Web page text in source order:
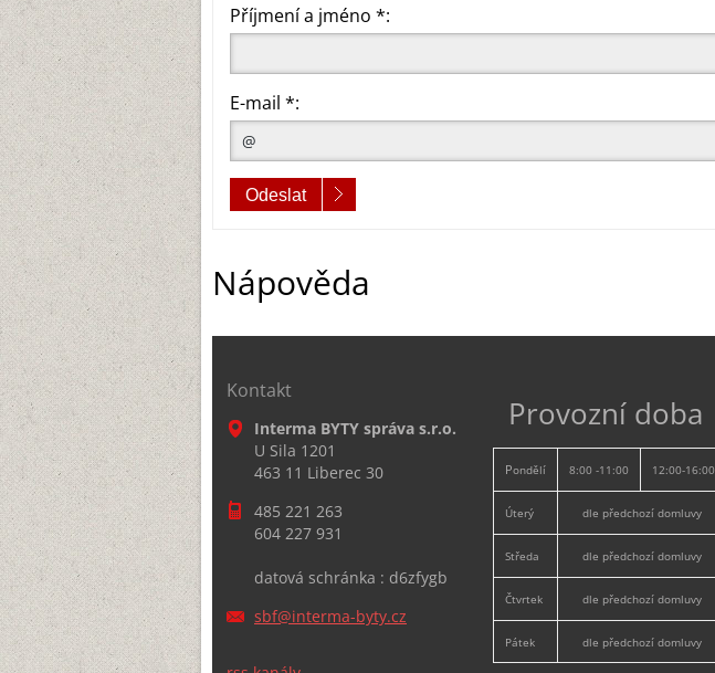
Příjmení a jméno *:
E-mail *:
Odeslat
Nápověda
Kontakt
Interma BYTY správa s.r.o.
U Sila 1201
463 11 Liberec 30
485 221 263
604 227 931
datová schránka : d6zfygb
sbf@interma-byty.cz
Provozní doba
Pondělí 8:00 -11:00 12:00-16:00
Úterý dle předchozí domluvy
Středa dle předchozí domluvy
Čtvrtek dle předchozí domluvy
Pátek dle předchozí domluvy